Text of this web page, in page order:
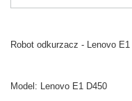
Robot odkurzacz - Lenovo E1
Model: Lenovo E1 D450